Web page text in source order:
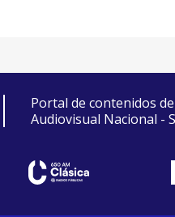
Portal de contenidos
Audiovisual Nacional -